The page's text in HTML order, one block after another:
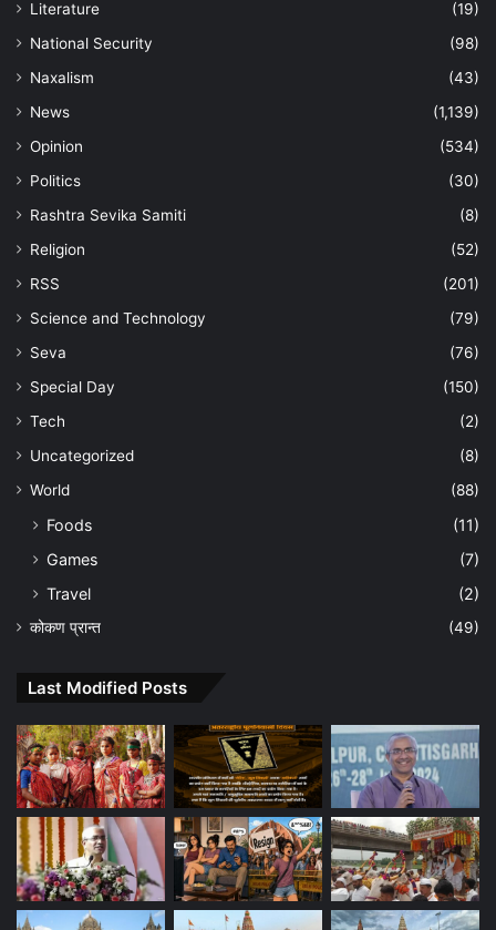
Literature
(19)
National Security
(98)
Naxalism
(43)
News
(1,139)
Opinion
(534)
Politics
(30)
Rashtra Sevika Samiti
(8)
Religion
(52)
RSS
(201)
Science and Technology
(79)
Seva
(76)
Special Day
(150)
Tech
(2)
Uncategorized
(8)
World
(88)
Foods
(11)
Games
(7)
Travel
(2)
कोकण प्रान्त (49)
Last Modified Posts